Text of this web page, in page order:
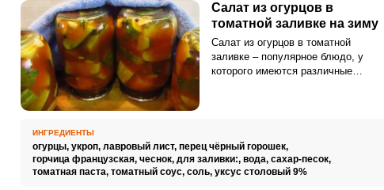
Салат из огурцов в
томатной заливке на зиму
Салат из огурцов в томатной
заливке – популярное блюдо, у
которого имеются различные
ИНГРЕДИЕНТЫ
огурцы, укроп, лавровый лист, перец чёрный горошек,
горчица французская, чеснок, для заливки:, вода, сахар-песок,
томатная паста, томатный соус, соль, уксус столовый 9%